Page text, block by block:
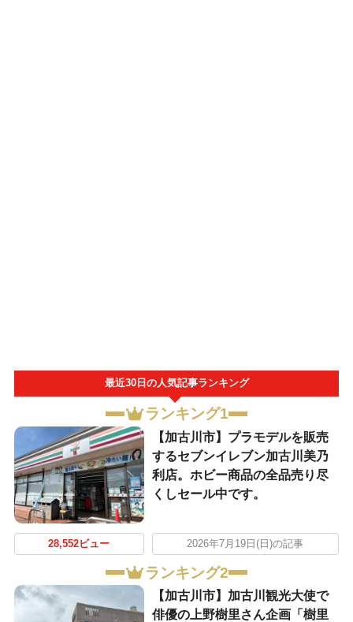
最近30日の人気記事ランキング
ランキング1
【加古川市】プラモデルを販売
するセブンイレブン加古川美乃
利店。ホビー商品の全品売り尽
くしセール中です。
28,552ビュー 2026年7月19日(日)の記事
ランキング2
【加古川市】加古川観光大使で
俳優の上野樹里さん企画「樹里